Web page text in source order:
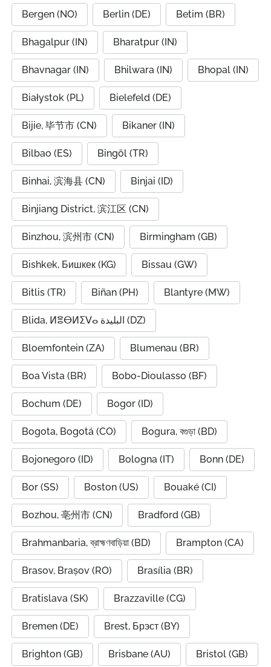
Bergen (NO) Berlin (DE) Betim (BR)
Bhagalpur (IN) Bharatpur (IN)
Bhavnagar (IN) Bhilwara (IN) Bhopal (IN)
Białystok (PL) Bielefeld (DE)
Bijie, 毕节市 (CN) Bikaner (IN)
Bilbao (ES) Bingöl (TR)
Binhai, 滨海县 (CN) Binjai (ID)
Binjiang District, 滨江区 (CN)
Binzhou, 滨州市 (CN) Birmingham (GB)
Bishkek, Бишкек (KG) Bissau (GW)
Bitlis (TR) Biñan (PH) Blantyre (MW)
Blida, ⵍⴻⴱⵍⵉⴸⴰ البليدة (DZ)
Bloemfontein (ZA) Blumenau (BR)
Boa Vista (BR) Bobo-Dioulasso (BF)
Bochum (DE) Bogor (ID)
Bogota, Bogotá (CO) Bogura, বগুড়া (BD)
Bojonegoro (ID) Bologna (IT) Bonn (DE)
Bor (SS) Boston (US) Bouaké (CI)
Bozhou, 亳州市 (CN) Bradford (GB)
Brahmanbaria, ব্রাহ্মণবাড়িয়া (BD) Brampton (CA)
Brasov, Brașov (RO) Brasília (BR)
Bratislava (SK) Brazzaville (CG)
Bremen (DE) Brest, Брэст (BY)
Brighton (GB) Brisbane (AU) Bristol (GB)